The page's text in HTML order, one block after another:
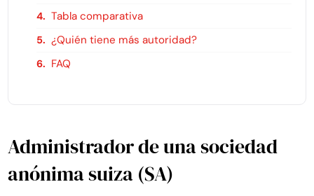
Tabla comparativa
¿Quién tiene más autoridad?
FAQ
Administrador de una sociedad
anónima suiza (SA)